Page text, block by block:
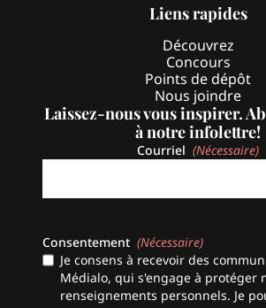
Liens rapides
Découvrez
Concours
Points de dépôt
Nous joindre
Laissez-nous vous inspirer.
à notre infolettre!
Courriel (Nécessaire)
Consentement (Nécessaire)
Je consens à recevoir des
Médialo, qui s'engage à protéger
renseignements personnels. Je